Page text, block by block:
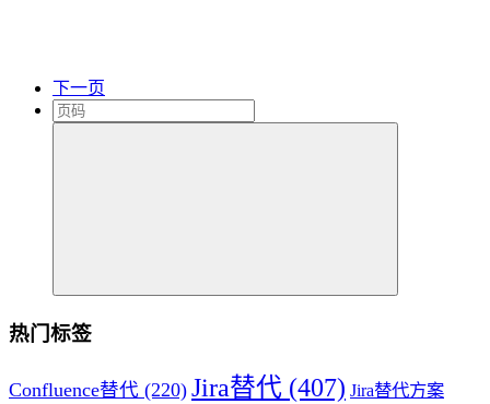
下一页
热门标签
Confluence替代 (220) Jira替代 (407) Jira替代方案